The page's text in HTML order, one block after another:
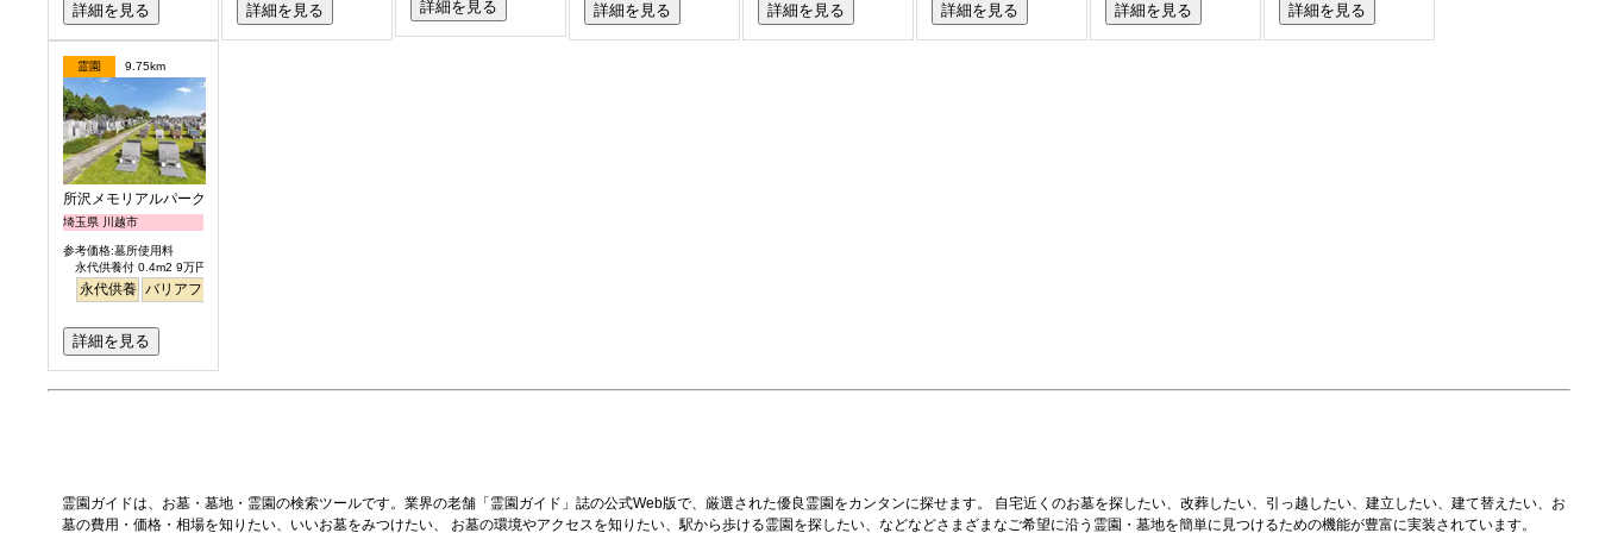
詳細を見る 詳細を見る 詳細を見る 詳細を見る 詳細を見る 詳細を見る 詳細を見る 詳細を見る
霊園 9.75km
所沢メモリアルパーク
埼玉県 川越市
参考価格:墓所使用料
永代供養付 0.4m2 9万円より
永代供養 バリアフリー
詳細を見る
霊園ガイドは、お墓・墓地・霊園の検索ツールです。業界の老舗「霊園ガイド」誌の公式Web版で、厳選された優良霊園をカンタンに探せます。 自宅近くのお墓を探したい、改葬したい、引っ越したい、建立したい、建て替えたい、お
墓の費用・価格・相場を知りたい、いいお墓をみつけたい、 お墓の環境やアクセスを知りたい、駅から歩ける霊園を探したい、などなどさまざまなご希望に沿う霊園・墓地を簡単に見つけるための機能が豊富に実装されています。